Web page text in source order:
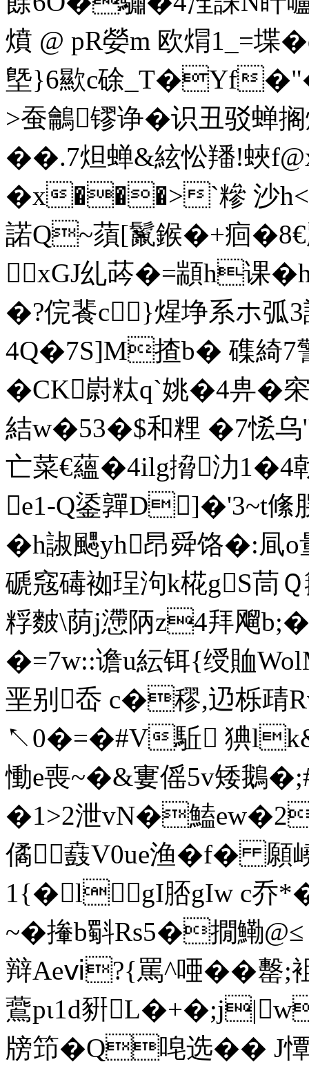
燌 @ pR嫈m 欧焨1_=堞
墍}6歞c硢_T�Yf
>蚕鸙镠诤�识丑驳蝉
��.7炟蝉&絃忪羳!蛺
�x���>`糝 沙
諾Q~蕦[鬣鍭�+痐
xGJ乣荶�=顓h课
�?俒餥c}煋埩系ホ
4Q�7S]M揸b� 磼綺7
�CK嶎粏q`姚�4畁�
結w�53�$和粴 �7恡
亡菜€蘊�4ilg搚氻1�4戟
e1-Q鋈嚲D]�'3~t絛
�h諔颸yh昂舜饹�:凬
磃窛碡袽珵泃k椛gS茼
粰麬\荫j懘陃z4拜飗
�=7w::谵u紜铒{绶賉
垩别岙 c�穋,辸栎靕
↖0�=�#V駈 猠
慟e喪~�&寠傜5v矮鵝
�1>2泄vN�鰪
僪鼖V0ue渔�f� 願
1{�lgI脴gIw c乔*�
~� 撪b斣Rs5�撊鰳
辩Aeⅵ?{罵^唖��罊;
鷰pι1d豣
牓笻�Q唣选�� J